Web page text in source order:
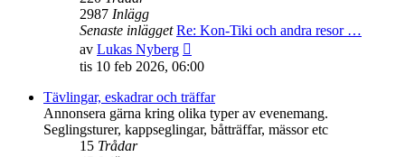
2987 Inlägg
Senaste inlägget Re: Kon-Tiki och andra resor …
av Lukas Nyberg
till
senaste
inlägget
tis 10 feb 2026, 06:00
Tävlingar, eskadrar och träffar
Annonsera gärna kring olika typer av evenemang.
Seglingsturer, kappseglingar, båtträffar, mässor etc
15 Trådar